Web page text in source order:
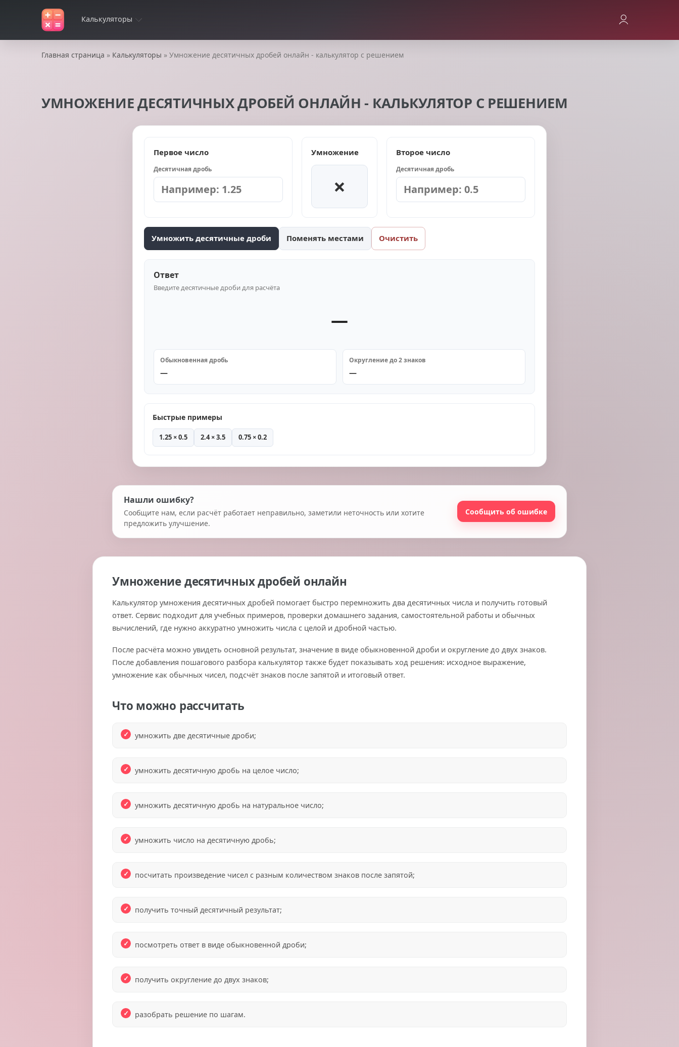
Калькуляторы
Главная страница » Калькуляторы » Умножение десятичных дробей онлайн - калькулятор с решением
УМНОЖЕНИЕ ДЕСЯТИЧНЫХ ДРОБЕЙ ОНЛАЙН - КАЛЬКУЛЯТОР С РЕШЕНИЕМ
Первое число
Десятичная дробь
Умножение
×
Второе число
Десятичная дробь
Умножить десятичные дроби Поменять местами Очистить
Ответ
Введите десятичные дроби для расчёта
—
Обыкновенная дробь
—
Округление до 2 знаков
—
Быстрые примеры
1.25 × 0.5 2.4 × 3.5 0.75 × 0.2
Нашли ошибку?
Сообщите нам, если расчёт работает неправильно, заметили неточность или хотите
предложить улучшение.
Сообщить об ошибке
Умножение десятичных дробей онлайн
Калькулятор умножения десятичных дробей помогает быстро перемножить два десятичных числа и получить готовый
ответ. Сервис подходит для учебных примеров, проверки домашнего задания, самостоятельной работы и обычных
вычислений, где нужно аккуратно умножить числа с целой и дробной частью.
После расчёта можно увидеть основной результат, значение в виде обыкновенной дроби и округление до двух знаков.
После добавления пошагового разбора калькулятор также будет показывать ход решения: исходное выражение,
умножение как обычных чисел, подсчёт знаков после запятой и итоговый ответ.
Что можно рассчитать
умножить две десятичные дроби;
умножить десятичную дробь на целое число;
умножить десятичную дробь на натуральное число;
умножить число на десятичную дробь;
посчитать произведение чисел с разным количеством знаков после запятой;
получить точный десятичный результат;
посмотреть ответ в виде обыкновенной дроби;
получить округление до двух знаков;
разобрать решение по шагам.